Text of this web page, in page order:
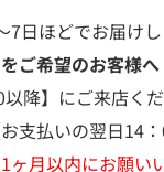
日ほどでお届けし
ご希望のお客様へ
降】にご来店くだ
支払いの翌日14
月以内にお願い